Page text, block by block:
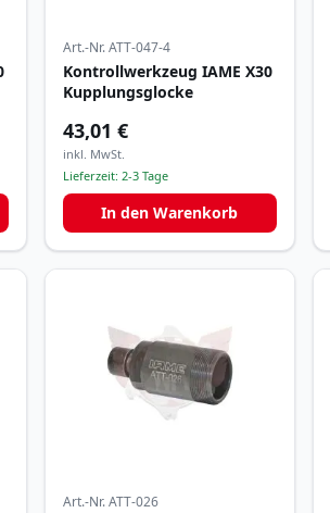
Art.-Nr.ATT-047-4
Kontrollwerkzeug IAME X30
Kupplungsglocke
43,01 €
inkl. MwSt.
Lieferzeit: 2-3 Tage
In den Warenkorb
Art.-Nr.ATT-026